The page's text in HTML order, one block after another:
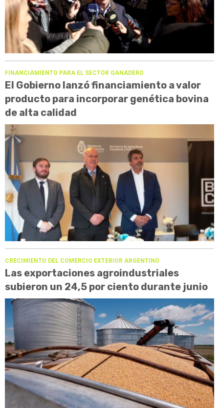
FINANCIAMIENTO PARA EL SECTOR GANADERO
El Gobierno lanzó financiamiento a valor
producto para incorporar genética bovina
de alta calidad
CRECIMIENTO DEL COMERCIO EXTERIOR ARGENTINO
Las exportaciones agroindustriales
subieron un 24,5 por ciento durante junio